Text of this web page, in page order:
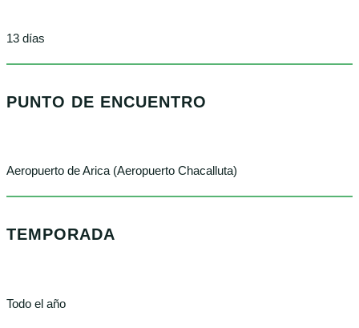
13 días
PUNTO DE ENCUENTRO
Aeropuerto de Arica (Aeropuerto Chacalluta)
TEMPORADA
Todo el año